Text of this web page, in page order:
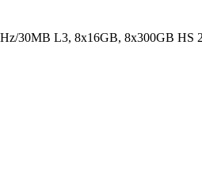
30MB L3, 8x16GB, 8x300GB